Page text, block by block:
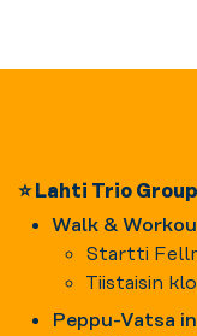
⭐ Lahti Trio Group
Walk &
Startti
Tiistaisin
Peppu-Vatsa